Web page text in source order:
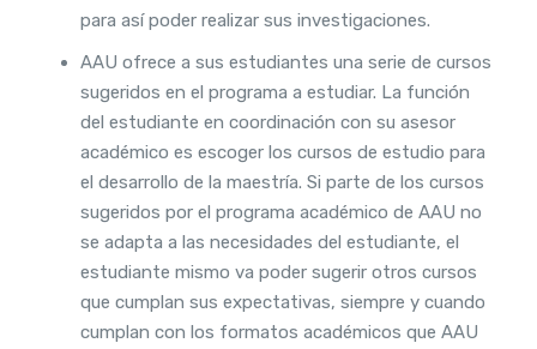
para así poder realizar sus investigaciones.
AAU ofrece a sus estudiantes una serie de cursos
sugeridos en el programa a estudiar. La función
del estudiante en coordinación con su asesor
académico es escoger los cursos de estudio para
el desarrollo de la maestría. Si parte de los cursos
sugeridos por el programa académico de AAU no
se adapta a las necesidades del estudiante, el
estudiante mismo va poder sugerir otros cursos
que cumplan sus expectativas, siempre y cuando
cumplan con los formatos académicos que AAU